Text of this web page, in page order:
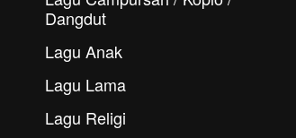
Dangdut
Lagu Anak
Lagu Lama
Lagu Religi